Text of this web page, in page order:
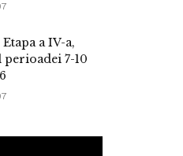
a IV-a,
7-10